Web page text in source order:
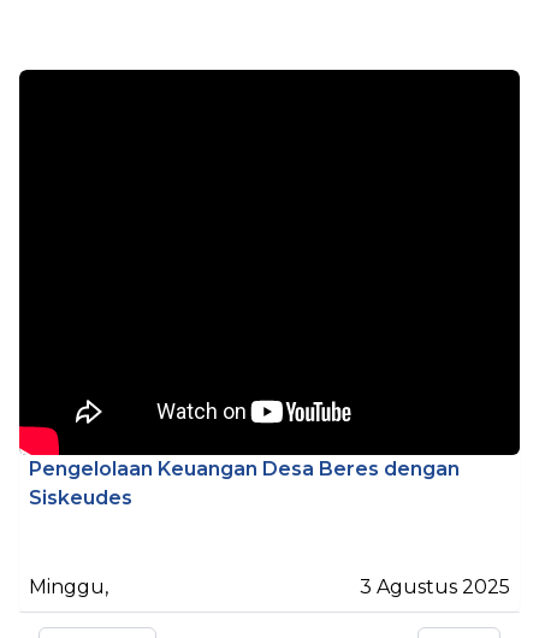
Pengelolaan Keuangan Desa Beres dengan
Siskeudes
Minggu, 3 Agustus 2025